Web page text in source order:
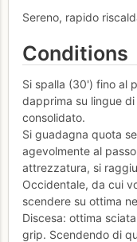
Sereno, rapido
Conditions
Si spalla (30') fino al
dapprima su lingue
consolidato.
Si guadagna quota
agevolmente al
attrezzatura, si
Occidentale, da cui
scendere su ottima
Discesa: ottima
grip. Scendendo di